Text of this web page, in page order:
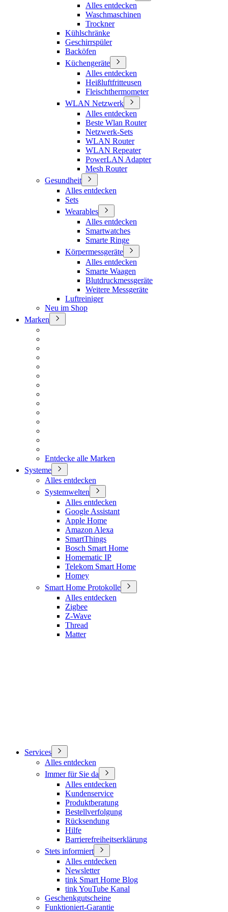
Alles entdecken
Waschmaschinen
Trockner
Kühlschränke
Geschirrspüler
Backöfen
Küchengeräte
Alles entdecken
Heißluftfritteusen
Fleischthermometer
WLAN Netzwerk
Alles entdecken
Beste Wlan Router
Netzwerk-Sets
WLAN Router
WLAN Repeater
PowerLAN Adapter
Mesh Router
Gesundheit
Alles entdecken
Sets
Wearables
Alles entdecken
Smartwatches
Smarte Ringe
Körpermessgeräte
Alles entdecken
Smarte Waagen
Blutdruckmessgeräte
Weitere Messgeräte
Luftreiniger
Neu im Shop
Marken
Entdecke alle Marken
Systeme
Alles entdecken
Systemwelten
Alles entdecken
Google Assistant
Apple Home
Amazon Alexa
SmartThings
Bosch Smart Home
Homematic IP
Telekom Smart Home
Homey
Smart Home Protokolle
Alles entdecken
Zigbee
Z-Wave
Thread
Matter
Services
Alles entdecken
Immer für Sie da
Alles entdecken
Kundenservice
Produktberatung
Bestellverfolgung
Rücksendung
Hilfe
Barrierefreiheitserklärung
Stets informiert
Alles entdecken
Newsletter
tink Smart Home Blog
tink YouTube Kanal
Geschenkgutscheine
Funktioniert-Garantie